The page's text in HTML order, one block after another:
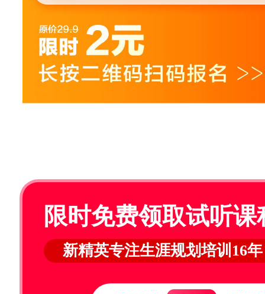
限时免费领取试听课
新精英专注生涯规划培训16年